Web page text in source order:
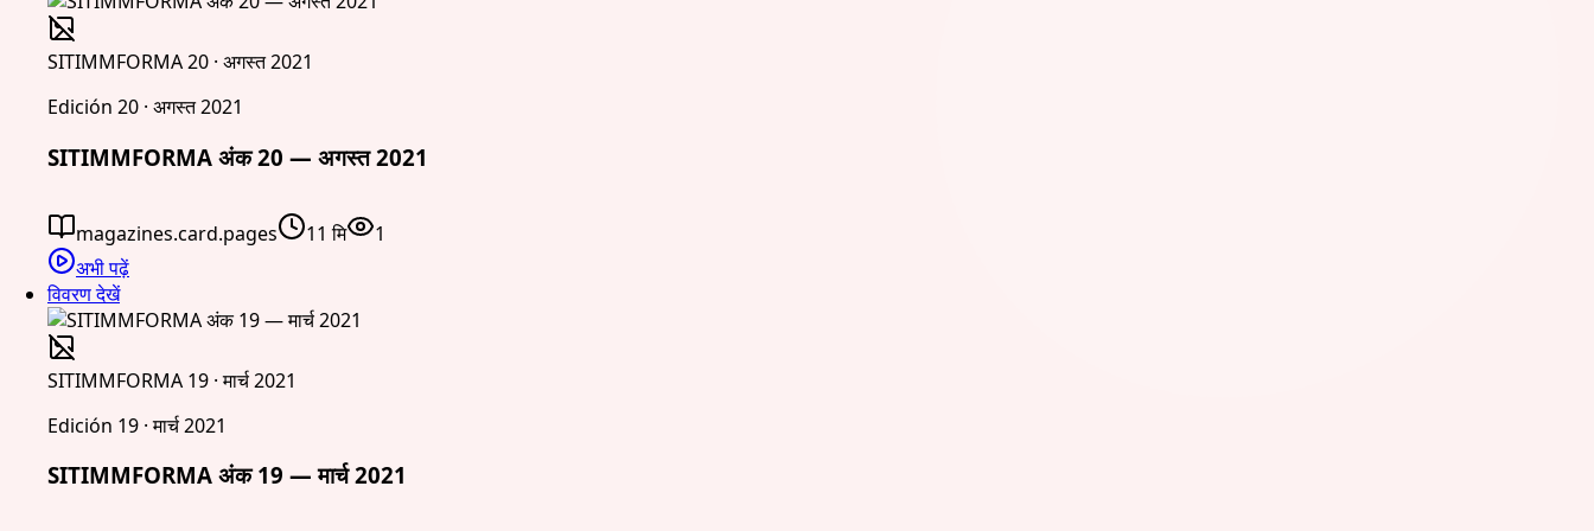
SITIMMFORMA 20 · अगस्त 2021
Edición 20 · अगस्त 2021
SITIMMFORMA अंक 20 — अगस्त 2021
magazines.card.pages 11 मि
1
अभी पढ़ें
विवरण देखें
SITIMMFORMA 19 · मार्च 2021
Edición 19 · मार्च 2021
SITIMMFORMA अंक 19 — मार्च 2021